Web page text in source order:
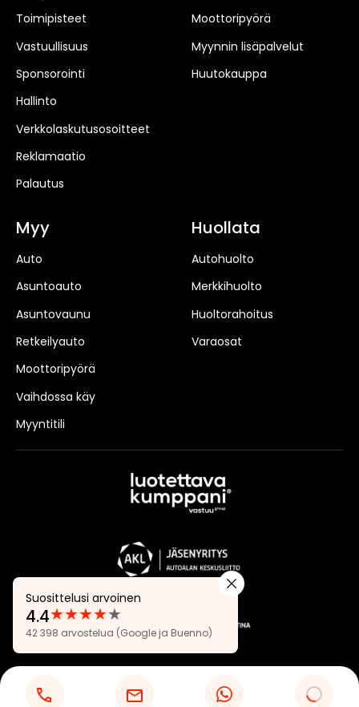
Suosittelusi arvoinen
Arvostelut:
4.4
★★★★★
4.4
42 398 arvostelua (Google ja Buenno)
Toimipisteet
Vastuullisuus
Sponsorointi
Hallinto
Verkkolaskutusosoitteet
Reklamaatio
Palautus
Moottoripyörä
Myynnin lisäpalvelut
Huutokauppa
Myy
Auto
Asuntoauto
Asuntovaunu
Retkeilyauto
Moottoripyörä
Vaihdossa käy
Myyntitili
Huollata
Autohuolto
Merkkihuolto
Huoltorahoitus
Varaosat
Tietosuojaseloste Evästeasetukset